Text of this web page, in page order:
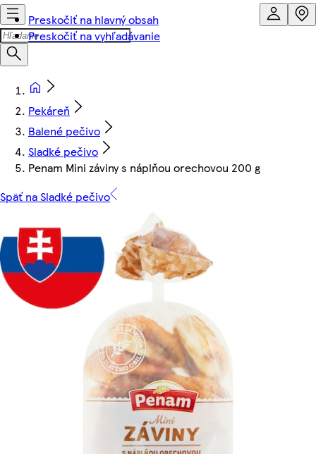
Preskočiť na hlavný obsah
Preskočiť na vyhľadávanie
Pekáreň
Balené pečivo
Sladké pečivo
Penam Mini záviny s náplňou orechovou 200 g
Späť na Sladké pečivo